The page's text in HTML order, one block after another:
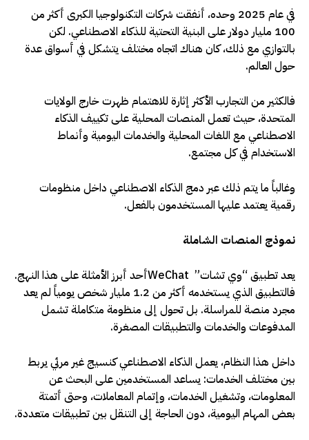
في عام 2025 وحده، أنفقت شركات التكنولوجيا الكبرى أكثر من
100 مليار دولار على البنية التحتية للذكاء الاصطناعي. لكن
بالتوازي مع ذلك، كان هناك اتجاه مختلف يتشكل في أسواق عدة
حول العالم.
فالكثير من التجارب الأكثر إثارة للاهتمام ظهرت خارج الولايات
المتحدة، حيث تعمل المنصات المحلية على تكييف الذكاء
الاصطناعي مع اللغات المحلية والخدمات اليومية وأنماط
الاستخدام في كل مجتمع.
وغالباً ما يتم ذلك عبر دمج الذكاء الاصطناعي داخل منظومات
رقمية يعتمد عليها المستخدمون بالفعل.
نموذج المنصات الشاملة
يعد تطبيق “وي تشات” WeChatأحد أبرز الأمثلة على هذا النهج.
فالتطبيق الذي يستخدمه أكثر من 1.2 مليار شخص يومياً لم يعد
مجرد منصة للمراسلة. بل تحول إلى منظومة متكاملة تشمل
المدفوعات والخدمات والتطبيقات المصغرة.
داخل هذا النظام، يعمل الذكاء الاصطناعي كنسيج غير مرئي يربط
بين مختلف الخدمات: يساعد المستخدمين على البحث عن
المعلومات، وتشغيل الخدمات، وإتمام المعاملات، وحتى أتمتة
بعض المهام اليومية، دون الحاجة إلى التنقل بين تطبيقات متعددة.